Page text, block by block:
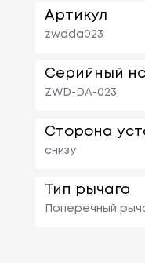
Артикул
zwdda023
Серийный
ZWD-DA-023
Сторона
снизу
Тип рычага
Поперечный